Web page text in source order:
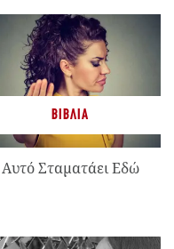
ΒΙΒΛΊΑ
Αυτό Σταματάει Εδώ